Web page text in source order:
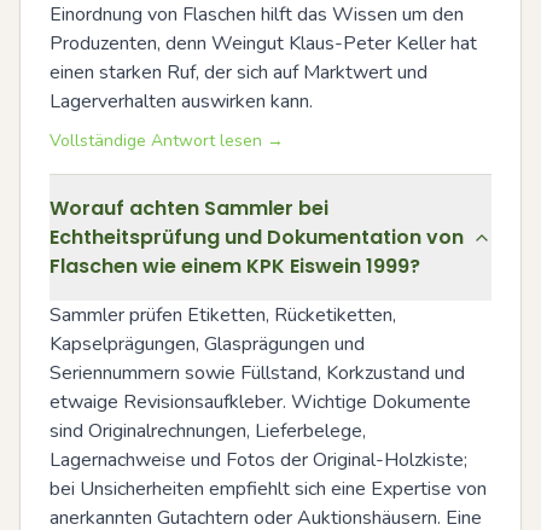
Einordnung von Flaschen hilft das Wissen um den
Produzenten, denn Weingut Klaus-Peter Keller hat
einen starken Ruf, der sich auf Marktwert und
Lagerverhalten auswirken kann.
Vollständige Antwort lesen →
Worauf achten Sammler bei
Echtheitsprüfung und Dokumentation von
Flaschen wie einem KPK Eiswein 1999?
Sammler prüfen Etiketten, Rücketiketten,
Kapselprägungen, Glasprägungen und
Seriennummern sowie Füllstand, Korkzustand und
etwaige Revisionsaufkleber. Wichtige Dokumente
sind Originalrechnungen, Lieferbelege,
Lagernachweise und Fotos der Original-Holzkiste;
bei Unsicherheiten empfiehlt sich eine Expertise von
anerkannten Gutachtern oder Auktionshäusern. Eine